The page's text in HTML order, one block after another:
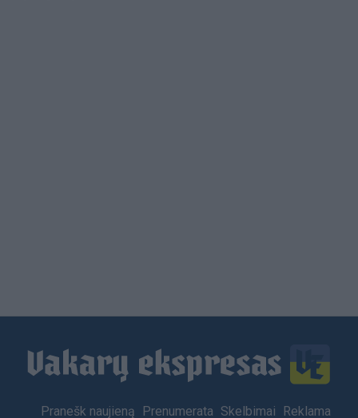
Footer
Pranešk naujieną Prenumerata Skelbimai Reklama